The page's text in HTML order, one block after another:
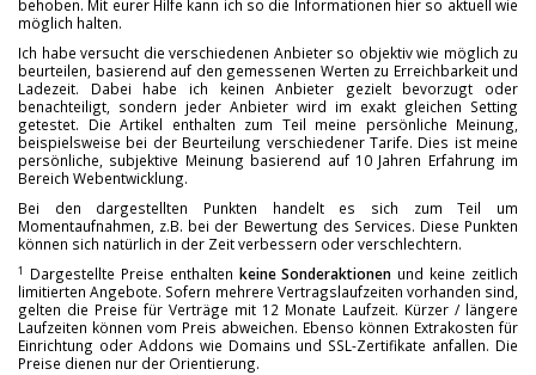
behoben. Mit eurer Hilfe kann ich so die Informationen hier so aktuell wie
möglich halten.
Ich habe versucht die verschiedenen Anbieter so objektiv wie möglich zu
beurteilen, basierend auf den gemessenen Werten zu Erreichbarkeit und
Ladezeit. Dabei habe ich keinen Anbieter gezielt bevorzugt oder
benachteiligt, sondern jeder Anbieter wird im exakt gleichen Setting
getestet. Die Artikel enthalten zum Teil meine persönliche Meinung,
beispielsweise bei der Beurteilung verschiedener Tarife. Dies ist meine
persönliche, subjektive Meinung basierend auf 10 Jahren Erfahrung im
Bereich Webentwicklung.
Bei den dargestellten Punkten handelt es sich zum Teil um
Momentaufnahmen, z.B. bei der Bewertung des Services. Diese Punkten
können sich natürlich in der Zeit verbessern oder verschlechtern.
1 Dargestellte Preise enthalten keine Sonderaktionen und keine zeitlich
limitierten Angebote. Sofern mehrere Vertragslaufzeiten vorhanden sind,
gelten die Preise für Verträge mit 12 Monate Laufzeit. Kürzer / längere
Laufzeiten können vom Preis abweichen. Ebenso können Extrakosten für
Einrichtung oder Addons wie Domains und SSL-Zertifikate anfallen. Die
Preise dienen nur der Orientierung.